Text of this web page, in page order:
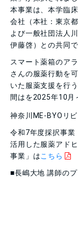
本事業は、本学臨
会社（本社：東京
よび一般社団法人
伊藤啓）との共同
スマート薬箱のア
さんの服薬行動を
いた服薬支援を行
間はを2025年10月
神奈川ME-BYOリ
令和7年度採択事業
活用した服薬アド
事業」はこちら
■長嶋大地 講師の